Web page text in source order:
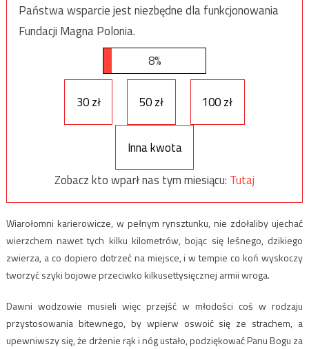
Państwa wsparcie jest niezbędne dla funkcjonowania
Fundacji Magna Polonia.
8%
30 zł 50 zł 100 zł
Inna kwota
Zobacz kto wparł nas tym miesiącu: Tutaj
Wiarołomni karierowicze, w pełnym rynsztunku, nie zdołaliby ujechać
wierzchem nawet tych kilku kilometrów, bojąc się leśnego, dzikiego
zwierza, a co dopiero dotrzeć na miejsce, i w tempie co koń wyskoczy
tworzyć szyki bojowe przeciwko kilkusettysięcznej armii wroga.
Dawni wodzowie musieli więc przejść w młodości coś w rodzaju
przystosowania bitewnego, by wpierw oswoić się ze strachem, a
upewniwszy się, że drżenie rąk i nóg ustało, podziękować Panu Bogu za